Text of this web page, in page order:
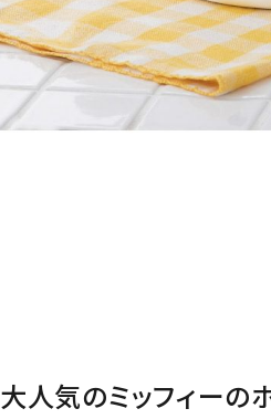
大人気のミッフィーの